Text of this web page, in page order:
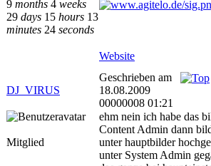
9 months 4 weeks
29 days 15 hours 13
minutes 24 seconds
Website
DJ_VIRUS
Geschrieben am
18.08.2009
00000008 01:21
Mitglied
ehm nein ich habe das
Content Admin dann
unter hauptbilder
unter System Admin